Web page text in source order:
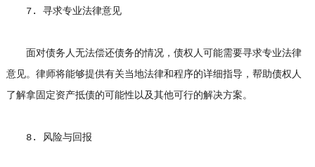
7. 寻求专业法律意见
面对债务人无法偿还债务的情况，债权人可能需要寻求专业法律
意见。律师将能够提供有关当地法律和程序的详细指导，帮助债权人
了解拿固定资产抵债的可能性以及其他可行的解决方案。
8. 风险与回报